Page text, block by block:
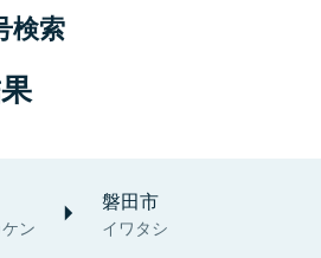
検索
ン
磐田市
イワタシ